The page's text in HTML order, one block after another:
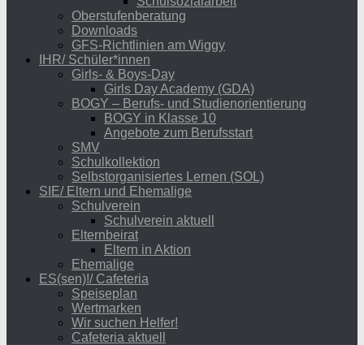
Oberstufenberatung
Downloads
GFS-Richtlinien am Wiggy
IHR/ Schüler*innen
Girls- & Boys-Day
Girls Day Academy (GDA)
BOGY – Berufs- und Studienorientierung
BOGY in Klasse 10
Angebote zum Berufsstart
SMV
Schulkollektion
Selbstorganisiertes Lernen (SOL)
SIE/ Eltern und Ehemalige
Schulverein
Schulverein aktuell
Elternbeirat
Eltern in Aktion
Ehemalige
ES(sen)!/ Cafeteria
Speiseplan
Wertmarken
Wir suchen Helfer!
Cafeteria aktuell